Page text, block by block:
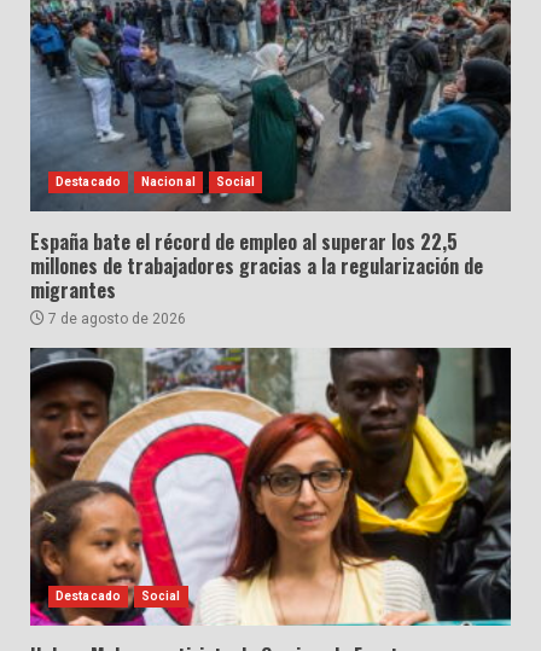
Destacado Nacional Social
España bate el récord de empleo al superar los 22,5
millones de trabajadores gracias a la regularización de
migrantes
7 de agosto de 2026
Destacado Social